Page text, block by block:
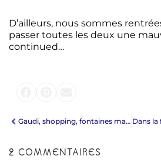
D’ailleurs, nous sommes
passer toutes les deux une
continued…
Gaudi, shopping, fontaines magiques et Pablo
2 COMMENTAIRES